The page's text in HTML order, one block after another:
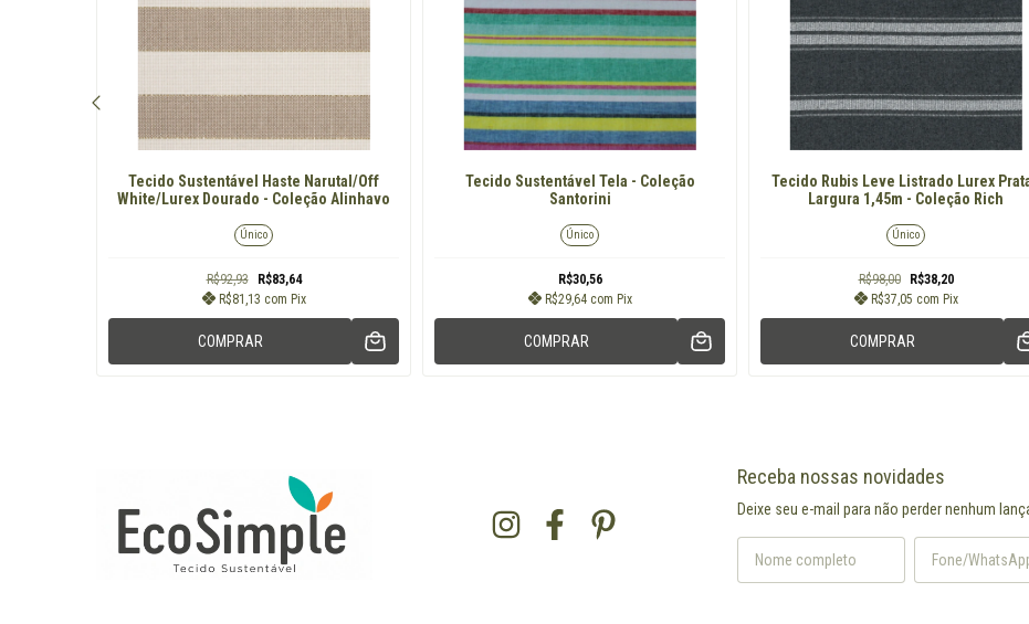
Tecido Sustentável Haste Narutal/Off
White/Lurex Dourado - Coleção Alinhavo
Único
R$92,93
R$83,64
R$81,13 com Pix
COMPRAR
Tecido Sustentável Tela - Coleção
Santorini
Único
R$30,56
R$29,64 com Pix
COMPRAR
Tecido Rubis Leve Listrado Lurex
Largura 1,45m - Coleção Rich
Único
R$98,00
R$38,20
R$37,05 com Pix
COMPRAR
Receba nossas novidades
Deixe seu e-mail para não perder nenhum